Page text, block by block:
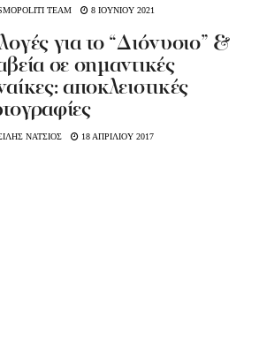
TEAM 8 ΙΟΥΝΙΟΥ 2021
για το “Διόνυσιο” &
σε σημαντικές
αποκλειστικές
ΝΑΤΣΙΟΣ 18 ΑΠΡΙΛΙΟΥ 2017